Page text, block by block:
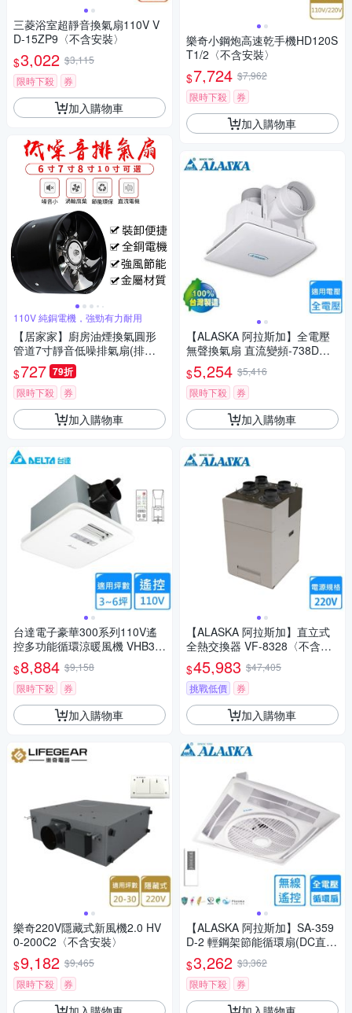
三菱浴室超靜音換氣扇110V V
D-15ZP9〈不含安裝〉
$3,022 $3,115
限時下殺
券
加入購物車
110V 純銅電機，強勁有力耐用
【居家家】廚房油煙換氣圓形
管道7寸靜音低噪排氣扇(排風
扇/換氣扇/抽風機/排煙機/通風
扇)
$727 79折
限時下殺 券
加入購物車
台達電子豪華300系列110V遙
控多功能循環涼暖風機 VHB30
ACMRT-A〈不含安裝〉
$8,884 $9,158
限時下殺
券
加入購物車
樂奇220V隱藏式新風機2.0 HV
0-200C2〈不含安裝〉
$9,182 $9,465
限時下殺
券
樂奇小鋼炮高速乾手機HD120S
T1/2〈不含安裝〉
$7,724 $7,962
限時下殺
券
加入購物車
【ALASKA 阿拉斯加】全電壓
無聲換氣扇 直流變頻-738D
〈不含安裝〉
$5,254 $5,416
限時下殺
券
加入購物車
【ALASKA 阿拉斯加】直立式
全熱交換器 VF-8328〈不含安
裝〉
$45,983 $47,405
挑戰低價
券
加入購物車
【ALASKA 阿拉斯加】SA-359
D-2 輕鋼架節能循環扇(DC直流
變頻)〈不含安裝〉
$3,262 $3,362
限時下殺
券